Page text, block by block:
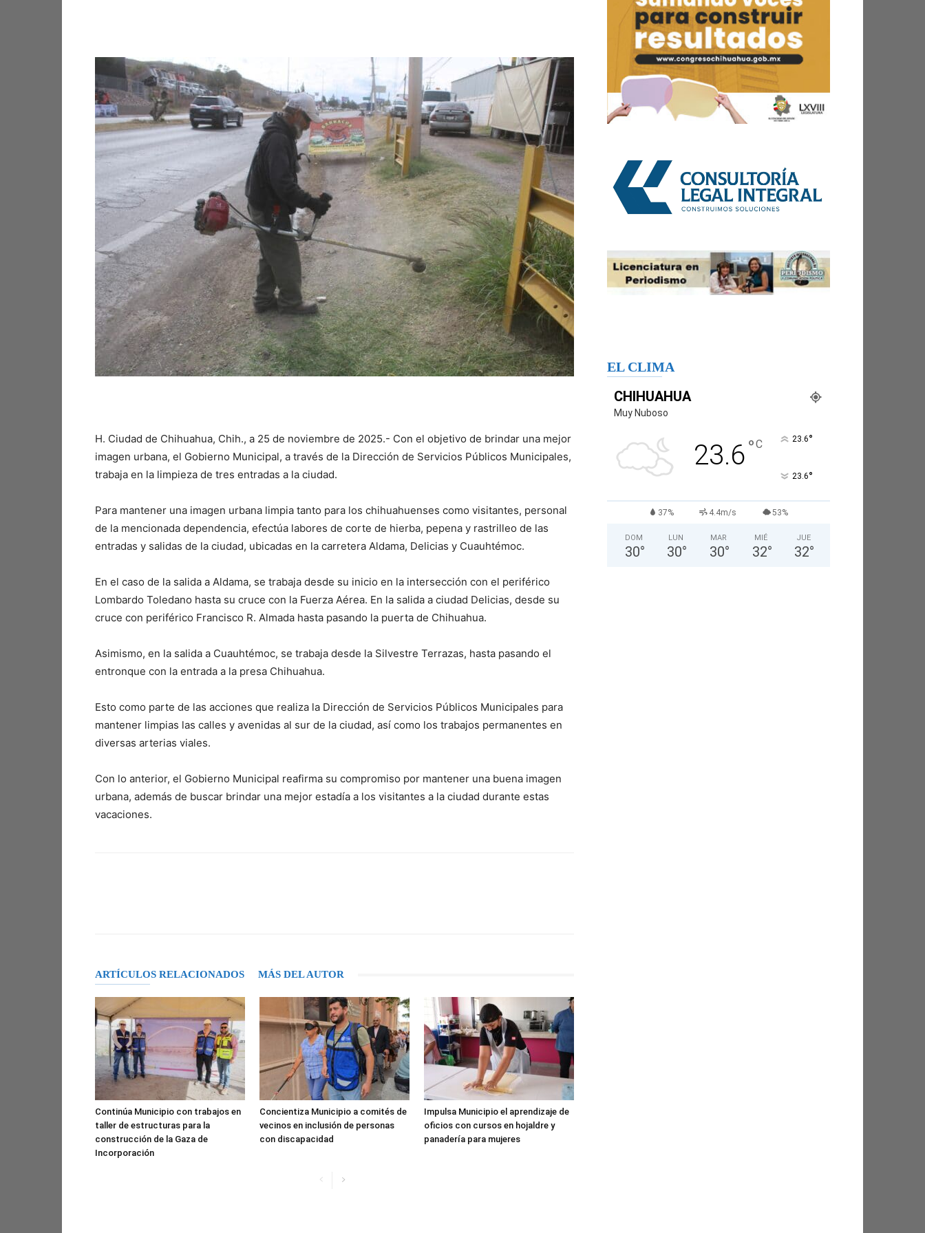
H. Ciudad de Chihuahua, Chih., a 25 de noviembre de 2025.- Con el objetivo de brindar una mejor
imagen urbana, el Gobierno Municipal, a través de la Dirección de Servicios Públicos Municipales,
trabaja en la limpieza de tres entradas a la ciudad.
Para mantener una imagen urbana limpia tanto para los chihuahuenses como visitantes, personal
de la mencionada dependencia, efectúa labores de corte de hierba, pepena y rastrilleo de las
entradas y salidas de la ciudad, ubicadas en la carretera Aldama, Delicias y Cuauhtémoc.
En el caso de la salida a Aldama, se trabaja desde su inicio en la intersección con el periférico
Lombardo Toledano hasta su cruce con la Fuerza Aérea. En la salida a ciudad Delicias, desde su
cruce con periférico Francisco R. Almada hasta pasando la puerta de Chihuahua.
Asimismo, en la salida a Cuauhtémoc, se trabaja desde la Silvestre Terrazas, hasta pasando el
entronque con la entrada a la presa Chihuahua.
Esto como parte de las acciones que realiza la Dirección de Servicios Públicos Municipales para
mantener limpias las calles y avenidas al sur de la ciudad, así como los trabajos permanentes en
diversas arterias viales.
Con lo anterior, el Gobierno Municipal reafirma su compromiso por mantener una buena imagen
urbana, además de buscar brindar una mejor estadía a los visitantes a la ciudad durante estas
vacaciones.
ARTÍCULOS RELACIONADOS MÁS DEL AUTOR
Continúa Municipio con trabajos en
taller de estructuras para la
construcción de la Gaza de
Incorporación
Concientiza Municipio a comités de
vecinos en inclusión de personas
con discapacidad
Impulsa Municipio el aprendizaje de
oficios con cursos en hojaldre y
panadería para mujeres
EL CLIMA
CHIHUAHUA
Muy Nuboso
23.6°C 23.6°
23.6°
37% 4.4m/s 53%
DOM
30°
LUN
30°
MAR
30°
MIÉ
32°
JUE
32°